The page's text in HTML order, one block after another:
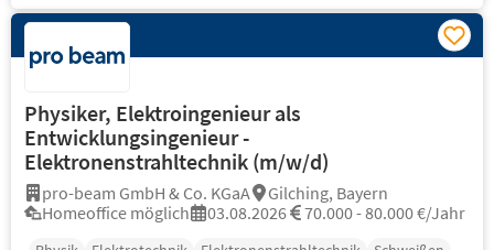
Physiker, Elektroingenieur als
Entwicklungsingenieur -
Elektronenstrahltechnik (m/w/d)
pro-beam GmbH & Co. KGaA
Gilching, Bayern
Homeoffice möglich
03.08.2026 70.000 - 80.000 €/Jahr